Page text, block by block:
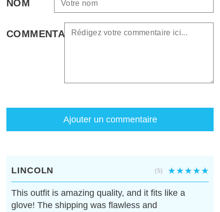
NOM
COMMENTAIRE
Ajouter un commentaire
LINCOLN (5)
This outfit is amazing quality, and it fits like a
glove! The shipping was flawless and